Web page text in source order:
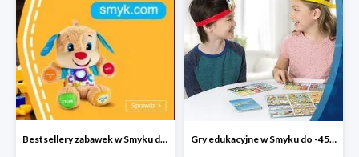
Bestsellery zabawek w Smyku do -45% Gry edukacyjne w Smyku do -45%